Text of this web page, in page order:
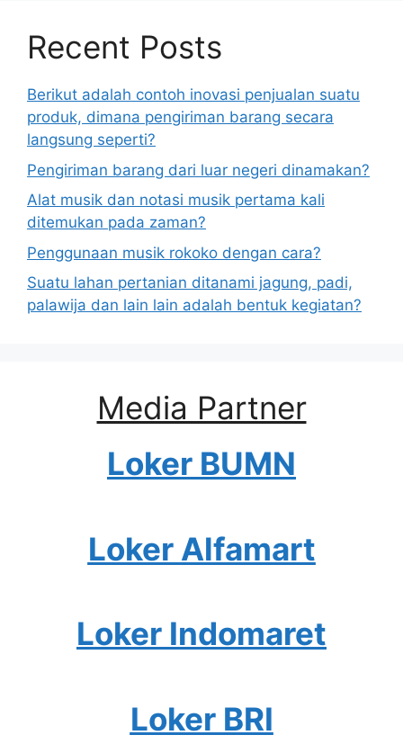
Recent Posts
Berikut adalah contoh inovasi penjualan suatu
produk, dimana pengiriman barang secara
langsung seperti?
Pengiriman barang dari luar negeri dinamakan?
Alat musik dan notasi musik pertama kali
ditemukan pada zaman?
Penggunaan musik rokoko dengan cara?
Suatu lahan pertanian ditanami jagung, padi,
palawija dan lain lain adalah bentuk kegiatan?
Media Partner
Loker BUMN
Loker Alfamart
Loker Indomaret
Loker BRI